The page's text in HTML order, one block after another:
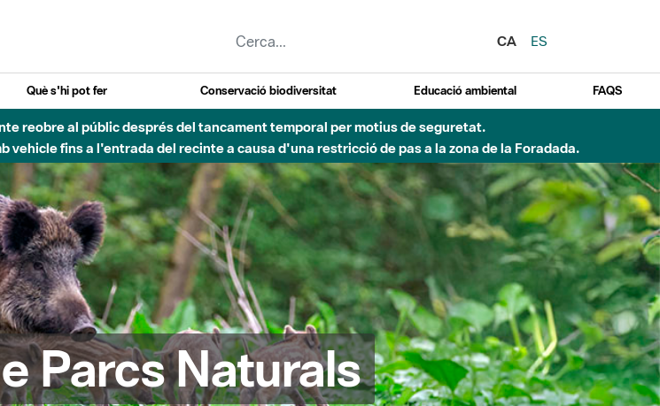
CA
ES
Què s'hi pot fer Conservació biodiversitat Educació ambiental FAQS
reobre al públic després del tancament temporal per motius de seguretat.
fins a l'entrada del recinte a causa d'una restricció de pas a la zona de la Foradada.
Parcs Naturals